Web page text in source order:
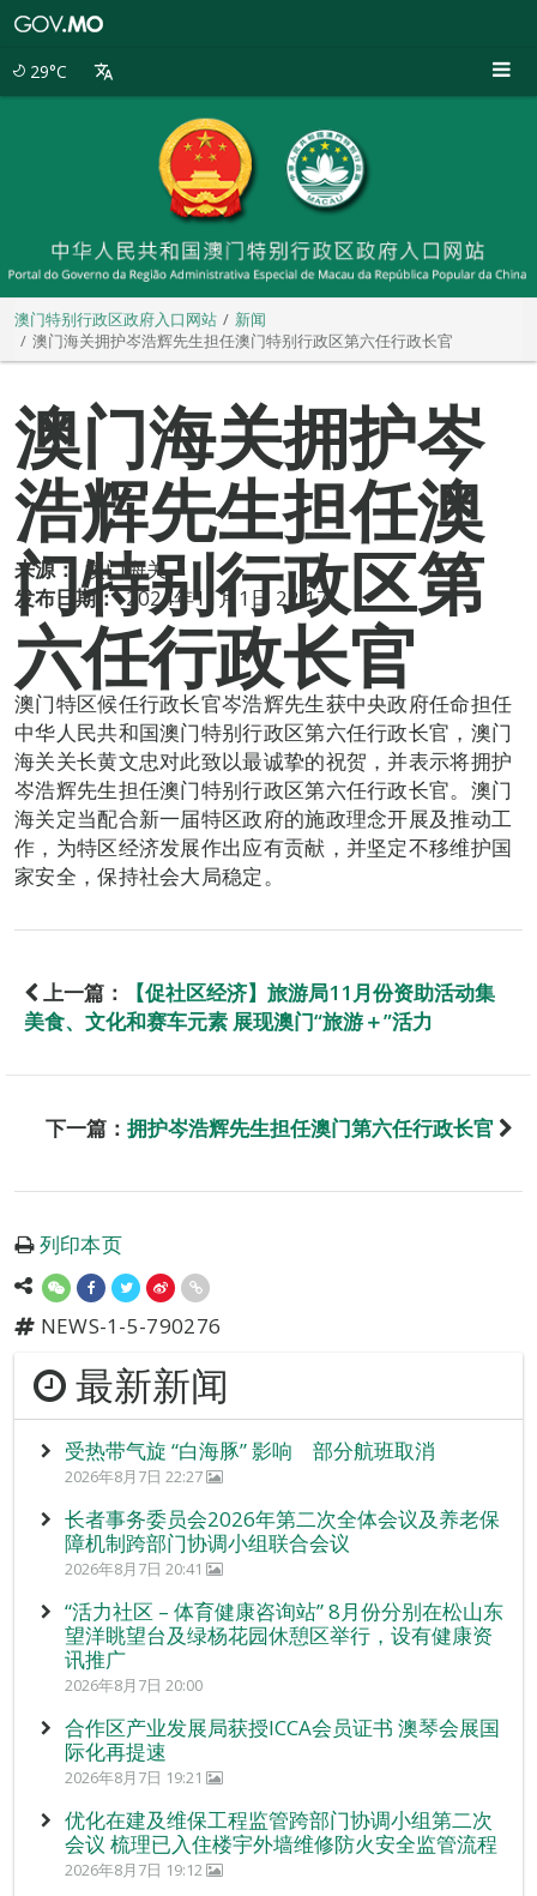
29°C
澳门特别行政区政府入口网站
新闻
澳门海关拥护岑浩辉先生担任澳门特别行政区第六任行政长官
澳门海关拥护岑
浩辉先生担任澳
门特别行政区第
六任行政长官
来源： 澳门海关
发布日期： 2024年11月1日 22:17
澳门特区候任行政长官岑浩辉先生获中央政府任命担任
中华人民共和国澳门特别行政区第六任行政长官，澳门
海关关长黄文忠对此致以最诚挚的祝贺，并表示将拥护
岑浩辉先生担任澳门特别行政区第六任行政长官。澳门
海关定当配合新一届特区政府的施政理念开展及推动工
作，为特区经济发展作出应有贡献，并坚定不移维护国
家安全，保持社会大局稳定。
上一篇：
【促社区经济】旅游局11月份资助活动集
美食、文化和赛车元素 展现澳门“旅游＋”活力
下一篇： 拥护岑浩辉先生担任澳门第六任行政长官
列印本页
NEWS-1-5-790276
最新新闻
受热带气旋 “白海豚” 影响 部分航班取消
2026年8月7日 22:27
长者事务委员会2026年第二次全体会议及养老保
障机制跨部门协调小组联合会议
2026年8月7日 20:41
“活力社区 – 体育健康咨询站” 8月份分别在松山东
望洋眺望台及绿杨花园休憩区举行，设有健康资
讯推广
2026年8月7日 20:00
合作区产业发展局获授ICCA会员证书 澳琴会展国
际化再提速
2026年8月7日 19:21
优化在建及维保工程监管跨部门协调小组第二次
会议 梳理已入住楼宇外墙维修防火安全监管流程
2026年8月7日 19:12